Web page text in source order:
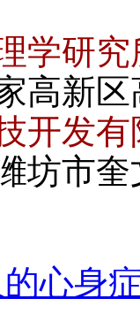
学研究
高新
开发有
坊市
心身